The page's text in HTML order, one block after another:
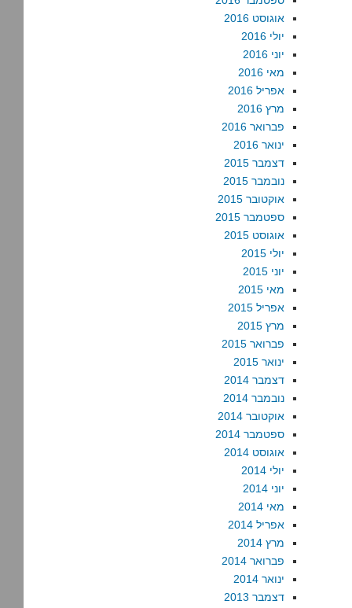
אוגוסט 2016
יולי 2016
יוני 2016
מאי 2016
אפריל 2016
מרץ 2016
פברואר 2016
ינואר 2016
דצמבר 2015
נובמבר 2015
אוקטובר 2015
ספטמבר 2015
אוגוסט 2015
יולי 2015
יוני 2015
מאי 2015
אפריל 2015
מרץ 2015
פברואר 2015
ינואר 2015
דצמבר 2014
נובמבר 2014
אוקטובר 2014
ספטמבר 2014
אוגוסט 2014
יולי 2014
יוני 2014
מאי 2014
אפריל 2014
מרץ 2014
פברואר 2014
ינואר 2014
דצמבר 2013